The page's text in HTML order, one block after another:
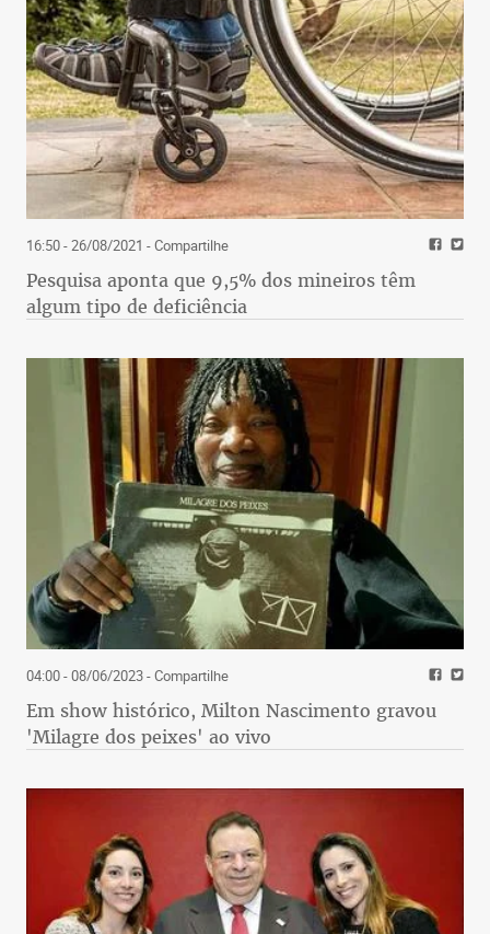
16:50 - 26/08/2021 - Compartilhe
Pesquisa aponta que 9,5% dos mineiros têm
algum tipo de deficiência
04:00 - 08/06/2023- Compartilhe
Em show histórico, Milton Nascimento gravou
'Milagre dos peixes' ao vivo